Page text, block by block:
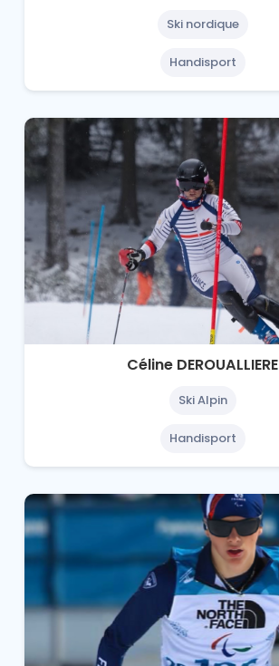
Ski nordique
Handisport
Céline DEROUALLIERE
Ski Alpin
Handisport